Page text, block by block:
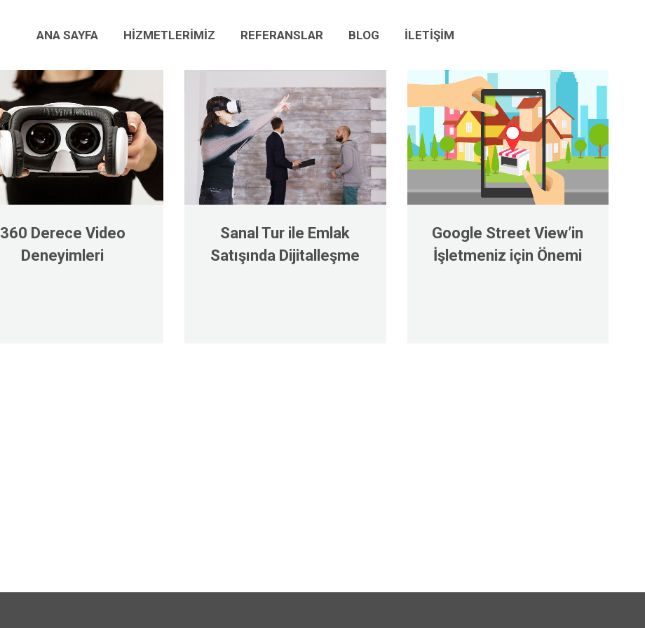
ANA SAYFA HİZMETLERİMİZ REFERANSLAR BLOG İLETİŞİM
360 Derece Video
Deneyimleri
Sanal Tur ile Emlak
Satışında Dijitalleşme
Google Street View’in
İşletmeniz için Önemi